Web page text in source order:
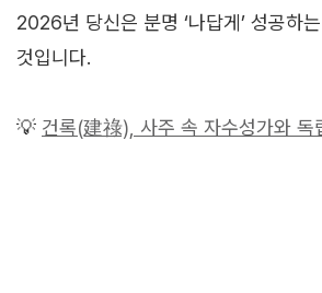
2026년 당신은 분명 ‘나답게’ 성공하
것입니다.
💡 건록(建祿), 사주 속 자수성가와 독